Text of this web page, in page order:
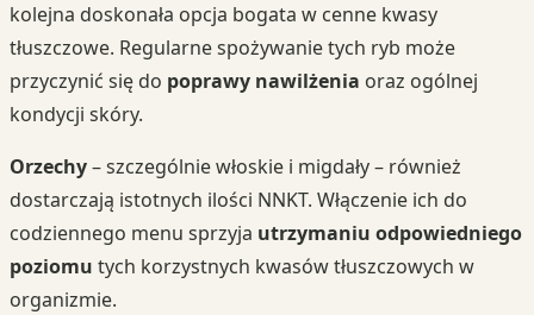
kolejna doskonała opcja bogata w cenne kwasy
tłuszczowe. Regularne spożywanie tych ryb może
przyczynić się do poprawy nawilżenia oraz ogólnej
kondycji skóry.
Orzechy– szczególnie włoskie i migdały – również
dostarczają istotnych ilości NNKT. Włączenie ich do
codziennego menu sprzyja utrzymaniu odpowiedniego
poziomu tych korzystnych kwasów tłuszczowych w
organizmie.